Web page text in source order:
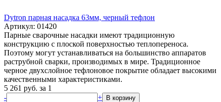
Dytron парная насадка 63мм, черный тефлон
Артикул: 01420
Парные сварочные насадки имеют традиционную
конструкцию с плоской поверхностью теплопереноса.
Поэтому могут устанавливаться на большинство аппаратов
раструбной сварки, производимых в мире. Традиционное
черное двухслойное тефлоновое покрытие обладает высокими
качественными характеристиками.
5 261 руб. за 1
-
+ В корзину